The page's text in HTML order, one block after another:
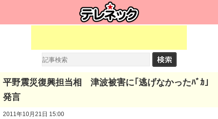
平野震災復興担当相 津波被害に｢逃げなかったﾊﾞｶ｣
発言
2011年10月21日 15:00